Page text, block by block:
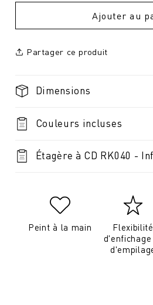
Ajouter au
Partager ce produit
Dimensions
Couleurs incluses
Étagère à CD RK040 -
Peint à la main
Flexibilité